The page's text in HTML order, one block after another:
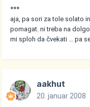
***
aja, pa sori za tole solato
pomagat. ni treba na
mi sploh da čvekati ... pa
aakhut
20. januar 2008